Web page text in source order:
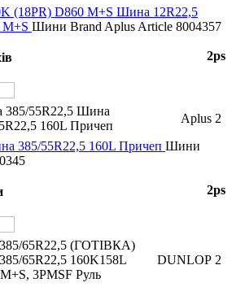
(18PR) D860 M+S Шина 12R22,5
M+S Шини Brand Aplus Article 8004357
2ps
55R22,5 Шина
160L Причеп
Aplus 2
385/55R22,5 160L Причеп Шини
2ps
65R22,5 (ГОТІВКА)
65R22,5 160K158L
3PMSF Руль
DUNLOP 2